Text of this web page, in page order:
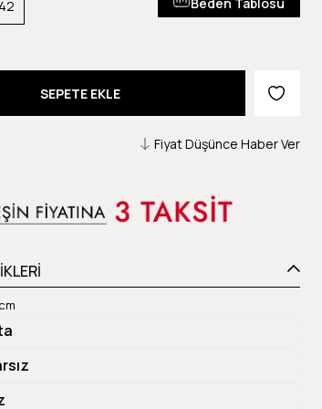
42
Fiyat Düşünce Haber Ver